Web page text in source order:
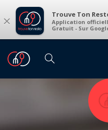
× Trouve Ton
Application
Gratuit - Sur